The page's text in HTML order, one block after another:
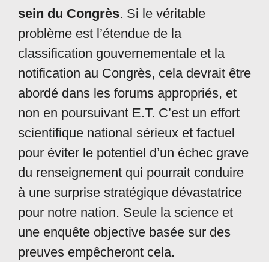
sein du Congrès. Si le véritable
problème est l’étendue de la
classification gouvernementale et la
notification au Congrès, cela devrait être
abordé dans les forums appropriés, et
non en poursuivant E.T. C’est un effort
scientifique national sérieux et factuel
pour éviter le potentiel d’un échec grave
du renseignement qui pourrait conduire
à une surprise stratégique dévastatrice
pour notre nation. Seule la science et
une enquête objective basée sur des
preuves empêcheront cela.